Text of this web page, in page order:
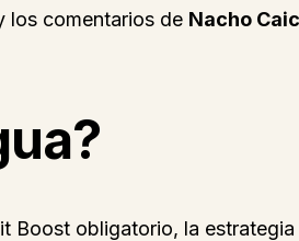
los comentarios de Nacho
obligatorio, la